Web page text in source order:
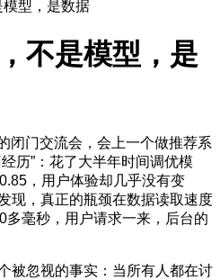
不是模型，是
闭门交流会，会上一个做推荐系
历”：花了大半年时间调优模
，用户体验却几乎没有变
现，真正的瓶颈在数据读取速度
毫秒，用户请求一来，后台的
被忽视的事实：当所有人都在讨